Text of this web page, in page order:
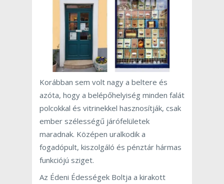
Korábban sem volt nagy a beltere és
azóta, hogy a belépőhelyiség minden falát
polcokkal és vitrinekkel hasznosítják, csak
ember szélességű járófelületek
maradnak. Középen uralkodik a
fogadópult, kiszolgáló és pénztár hármas
funkciójú sziget.
Az Édeni Édességek Boltja a kirakott